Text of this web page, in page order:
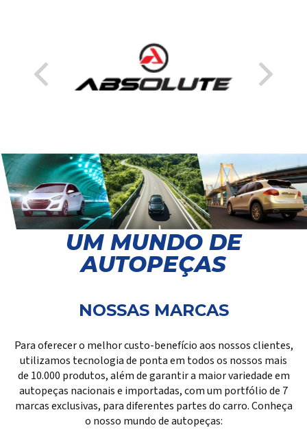
UM MUNDO DE
AUTOPEÇAS
NOSSAS MARCAS
Para oferecer o melhor custo-benefício aos nossos clientes,
utilizamos tecnologia de ponta em todos os nossos mais
de 10.000 produtos, além de garantir a maior variedade em
autopeças nacionais e importadas, com um portfólio de 7
marcas exclusivas, para diferentes partes do carro. Conheça
o nosso mundo de autopeças: